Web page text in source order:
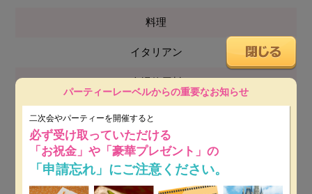
料理
イタリアン
最低保証料
平日：20万円～※ 開催日時によっては保証料が変動しま
す。
パーティーレーベルからの重要なお知らせ
二次会やパーティーを開催すると
必ず受け取っていただける
「お祝金」や「豪華プレゼント」の
「申請忘れ」にご注意ください。